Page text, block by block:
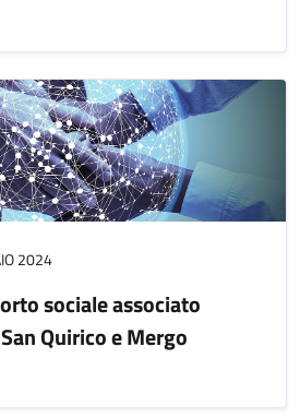
2024
sociale associato
Quirico e Mergo